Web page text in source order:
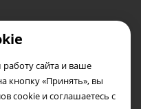
сайта и ваше
кнопку «Принять», вы
cookie и соглашаетесь с